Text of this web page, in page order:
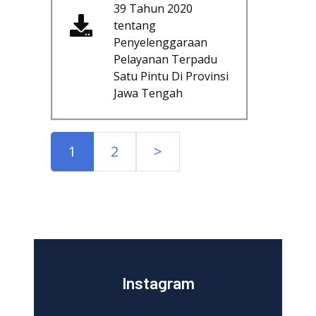
39 Tahun 2020
tentang
Penyelenggaraan
Pelayanan Terpadu
Satu Pintu Di Provinsi
Jawa Tengah
1 2 >
Instagram